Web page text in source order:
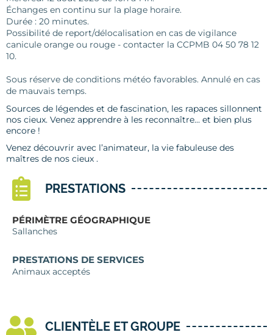
Échanges en continu sur la plage horaire.
Durée : 20 minutes.
Possibilité de report/délocalisation en cas de vigilance
canicule orange ou rouge - contacter la CCPMB 04 50 78 12
10.
Sous réserve de conditions météo favorables. Annulé en cas
de mauvais temps.
Sources de légendes et de fascination, les rapaces sillonnent
nos cieux. Venez apprendre à les reconnaître… et bien plus
encore !
Venez découvrir avec l’animateur, la vie fabuleuse des
maîtres de nos cieux .
PRESTATIONS
PÉRIMÈTRE GÉOGRAPHIQUE
Sallanches
PRESTATIONS DE SERVICES
Animaux acceptés
CLIENTÈLE ET GROUPE